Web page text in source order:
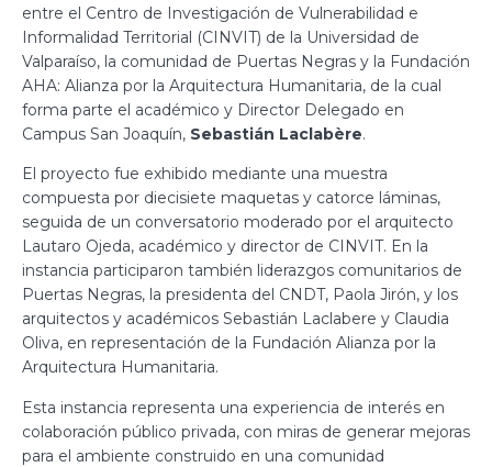
entre el Centro de Investigación de Vulnerabilidad e
Informalidad Territorial (CINVIT) de la Universidad de
Valparaíso, la comunidad de Puertas Negras y la Fundación
AHA: Alianza por la Arquitectura Humanitaria, de la cual
forma parte el académico y Director Delegado en
Campus San Joaquín, Sebastián Laclabère.
El proyecto fue exhibido mediante una muestra
compuesta por diecisiete maquetas y catorce láminas,
seguida de un conversatorio moderado por el arquitecto
Lautaro Ojeda, académico y director de CINVIT. En la
instancia participaron también liderazgos comunitarios de
Puertas Negras, la presidenta del CNDT, Paola Jirón, y los
arquitectos y académicos Sebastián Laclabere y Claudia
Oliva, en representación de la Fundación Alianza por la
Arquitectura Humanitaria.
Esta instancia representa una experiencia de interés en
colaboración público privada, con miras de generar mejoras
para el ambiente construido en una comunidad